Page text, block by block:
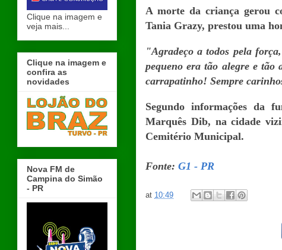
A morte da criança gerou
Tania Grazy, prestou uma
"Agradeço a todos pela
pequeno era tão alegre e tão
carrapatinho! Sempre
Segundo informações da
Marquês Dib, na cidade
Cemitério Municipal.
Fonte: G1 - PR
at 10:49
Clique na imagem e
veja mais...
Clique na imagem e
confira as
novidades
Nova FM de
Campina do Simão
- PR